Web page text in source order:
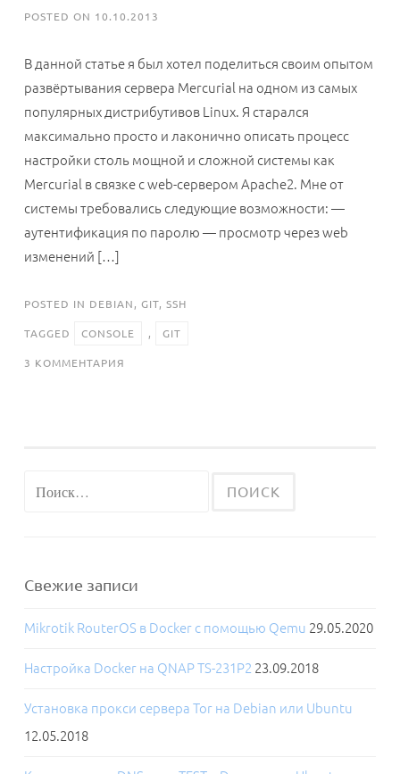
POSTED ON 10.10.2013
В данной статье я был хотел поделиться своим опытом
развёртывания сервера Mercurial на одном из самых
популярных дистрибутивов Linux. Я старался
максимально просто и лаконично описать процесс
настройки столь мощной и сложной системы как
Mercurial в связке с web-сервером Apache2. Мне от
системы требовались следующие возможности: —
аутентификация по паролю — просмотр через web
изменений […]
POSTED IN DEBIAN , GIT, SSH
TAGGED CONSOLE , GIT
3 КОММЕНТАРИЯ
DEBIAN
(WHEEZY)
Свежие записи
Mikrotik RouterOS в Docker с помощью Qemu 29.05.2020
Настройка Docker на QNAP TS-231P2 23.09.2018
Установка прокси сервера Tor на Debian или Ubuntu
12.05.2018